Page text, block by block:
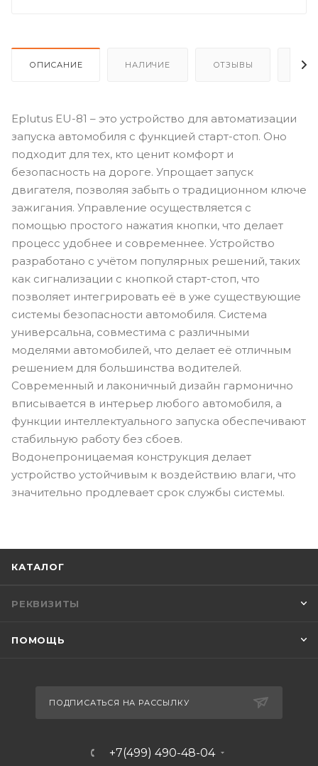
ОПИСАНИЕ НАЛИЧИЕ ОТЗЫВЫ
Eplutus EU-81 – это устройство для автоматизации
запуска автомобиля с функцией старт-стоп. Оно
подходит для тех, кто ценит комфорт и
безопасность на дороге. Упрощает запуск
двигателя, позволяя забыть о традиционном ключе
зажигания. Управление осуществляется с
помощью простого нажатия кнопки, что делает
процесс удобнее и современнее. Устройство
разработано с учётом популярных решений, таких
как сигнализации с кнопкой старт-стоп, что
позволяет интегрировать её в уже существующие
системы безопасности автомобиля. Система
универсальна, совместима с различными
моделями автомобилей, что делает её отличным
решением для большинства водителей.
Современный и лаконичный дизайн гармонично
вписывается в интерьер любого автомобиля, а
функции интеллектуального запуска обеспечивают
стабильную работу без сбоев.
Водонепроницаемая конструкция делает
устройство устойчивым к воздействию влаги, что
значительно продлевает срок службы системы.
КАТАЛОГ
РЕКВИЗИТЫ
ПОМОЩЬ
ПОДПИСАТЬСЯ НА РАССЫЛКУ
+7(499) 490-48-04